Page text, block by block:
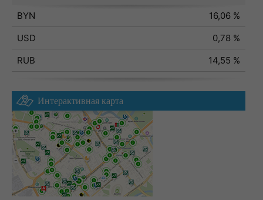
BYN
16,06 %
USD
0,78 %
RUB
14,55 %
Интерактивная карта